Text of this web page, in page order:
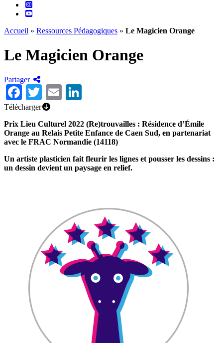
Accueil » Ressources Pédagogiques » Le Magicien Orange
Le Magicien Orange
Partager
Facebook
TwitterEmail
Télécharger
Prix Lieu Culturel 2022 (Re)trouvailles : Résidence d’Émile
Orange au Relais Petite Enfance de Caen Sud, en partenariat
avec le FRAC Normandie (14118)
Un artiste plasticien fait fleurir les lignes et pousser les dessins :
un dessin devient un paysage en relief.